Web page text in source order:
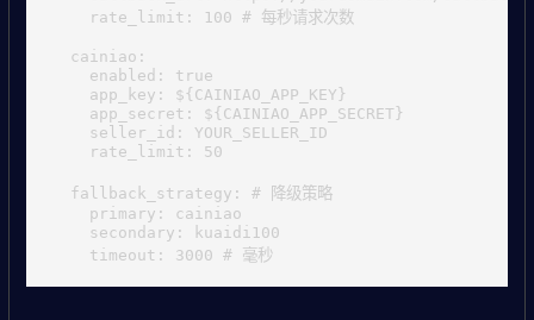
    rate_limit: 100 # 每秒请求次数
  cainiao:
    enabled: true
    app_key: ${CAINIAO_APP_KEY}
    app_secret: ${CAINIAO_APP_SECRET}
    seller_id: YOUR_SELLER_ID
    rate_limit: 50
  fallback_strategy: # 降级策略
    primary: cainiao
    secondary: kuaidi100